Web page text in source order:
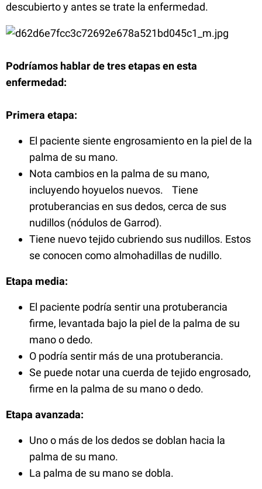
descubierto y antes se trate la enfermedad.
Podríamos hablar de tres etapas en esta
enfermedad:
Primera etapa:
El paciente siente engrosamiento en la piel de la
palma de su mano.
Nota cambios en la palma de su mano,
incluyendo hoyuelos nuevos. Tiene
protuberancias en sus dedos, cerca de sus
nudillos (nódulos de Garrod).
Tiene nuevo tejido cubriendo sus nudillos. Estos
se conocen como almohadillas de nudillo.
Etapa media:
El paciente podría sentir una protuberancia
firme, levantada bajo la piel de la palma de su
mano o dedo.
O podría sentir más de una protuberancia.
Se puede notar una cuerda de tejido engrosado,
firme en la palma de su mano o dedo.
Etapa avanzada:
Uno o más de los dedos se doblan hacia la
palma de su mano.
La palma de su mano se dobla.